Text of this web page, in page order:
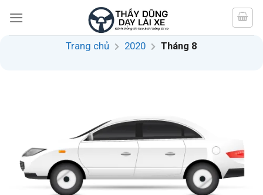
content
Trang chủ 2020 Tháng 8